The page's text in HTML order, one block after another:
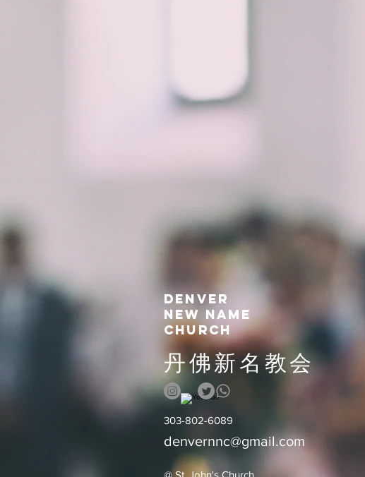
denver
new name
church
丹佛新名教会​
303-802-6089
denvernnc@gmail.com
@ St. John's Church